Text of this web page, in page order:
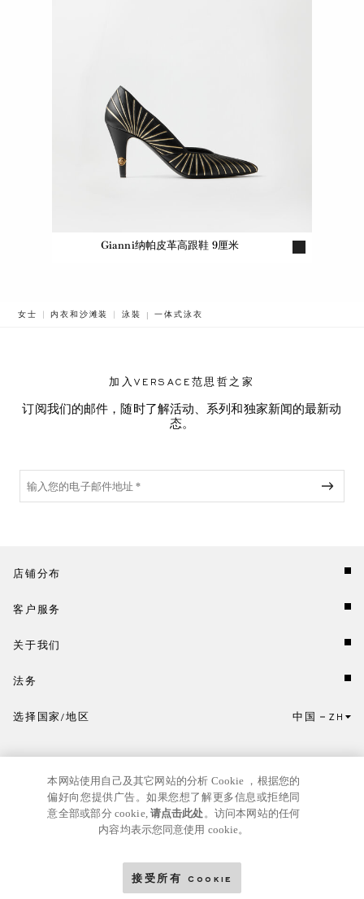
Gianni纳帕皮革高跟鞋 9厘米
女士 内衣和沙滩装 泳裝 BREADCRUMB.ADA.LABEL.CURRENT
一体式泳衣
加入VERSACE范思哲之家
订阅我们的邮件，随时了解活动、系列和独家新闻的最新动
态。
店铺分布
客户服务
关于我们
法务
点击此处选择国家/地区和语言。
选择国家/地区 中国 ZH
本网站使用自己及其它网站的分析 Cookie ，根据您的
偏好向您提供广告。如果您想了解更多信息或拒绝同
意全部或部分 cookie,请点击此处。访问本网站的任何
内容均表示您同意使用 cookie。
接受所有 Cookie